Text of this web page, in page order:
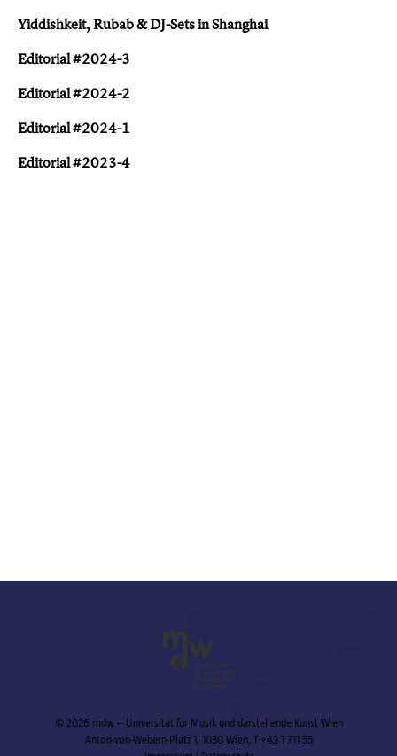
Yiddishkeit, Rubab & DJ-Sets in Shanghai
Editorial #2024-3
Editorial #2024-2
Editorial #2024-1
Editorial #2023-4
© 2026 mdw – Universität für Musik und darstellende Kunst Wien
Anton-von-Webern-Platz 1, 1030 Wien, T +43 1 711 55